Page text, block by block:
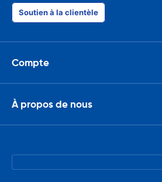
Soutien à la clientèle
Compte
À propos de nous